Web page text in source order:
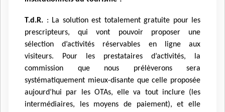
T.d.R. : La solution est totalement gratuite pour les
prescripteurs, qui vont pouvoir proposer une
sélection d’activités réservables en ligne aux
visiteurs. Pour les prestataires d’activités, la
commission que nous prélèverons sera
systématiquement mieux-disante que celle proposée
aujourd’hui par les OTAs, elle va tout inclure (les
intermédiaires, les moyens de paiement), et elle